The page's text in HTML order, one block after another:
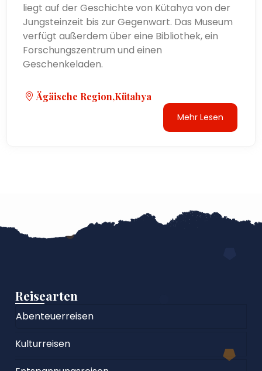
liegt auf der Geschichte von Kütahya von der
Jungsteinzeit bis zur Gegenwart. Das Museum
verfügt außerdem über eine Bibliothek, ein
Forschungszentrum und einen
Geschenkeladen.
Ägäische Region,Kütahya
Mehr Lesen
Reisearten
Abenteuerreisen
Kulturreisen